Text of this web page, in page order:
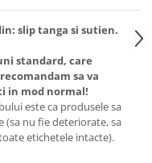
slip tanga si sutien.
standard, care
sa va
in mod normal!
este ca produsele sa
(sa nu fie deteriorate, sa
etichetele intacte).